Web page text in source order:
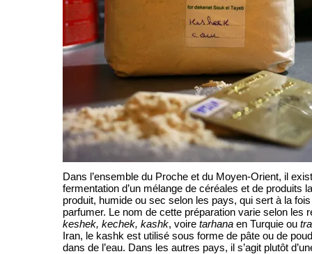
Dans l’ensemble du Proche et du Moyen-Orient, il
fermentation d’un mélange de céréales et de produits
produit, humide ou sec selon les pays, qui sert à la
parfumer. Le nom de cette préparation varie selon les
keshek, kechek, kashk, voire tarhana en Turquie ou
Iran, le kashk est utilisé sous forme de pâte ou de
dans de l’eau. Dans les autres pays, il s’agit plutôt